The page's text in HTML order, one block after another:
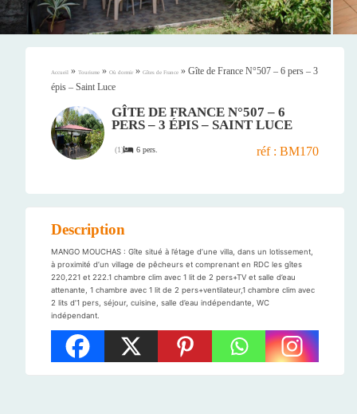
Accueil » Tourisme » Où dormir » Gîtes de France » Gîte de France N°507 – 6 pers – 3
épis – Saint Luce
GÎTE DE FRANCE N°507 – 6
PERS – 3 ÉPIS – SAINT LUCE
(1) 6 pers. réf : BM170
Description
MANGO MOUCHAS : Gîte situé à l’étage d’une villa, dans un lotissement,
à proximité d’un village de pêcheurs et comprenant en RDC les gîtes
220,221 et 222.1 chambre clim avec 1 lit de 2 pers+TV et salle d’eau
attenante, 1 chambre avec 1 lit de 2 pers+ventilateur,1 chambre clim avec
2 lits d’1 pers, séjour, cuisine, salle d’eau indépendante, WC
indépendant.